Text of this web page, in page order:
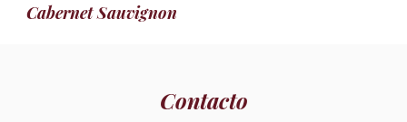
Cabernet Sauvignon
Contacto